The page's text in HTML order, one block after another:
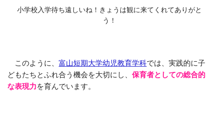
小学校入学待ち遠しいね！きょうは観に来てくれてありがと
う！
このように、 富山短期大学幼児教育学科では、実践的に子
どもたちとふれ合う機会を大切にし、 保育者としての総合的
な表現力を育んでいます。